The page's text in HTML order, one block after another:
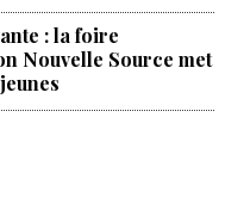
: la foire
Nouvelle Source met
lance la